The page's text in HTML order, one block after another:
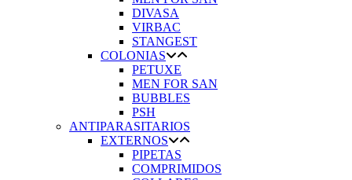
DIVASA
VIRBAC
STANGEST
COLONIAS
PETUXE
MEN FOR SAN
BUBBLES
PSH
ANTIPARASITARIOS
EXTERNOS
PIPETAS
COMPRIMIDOS